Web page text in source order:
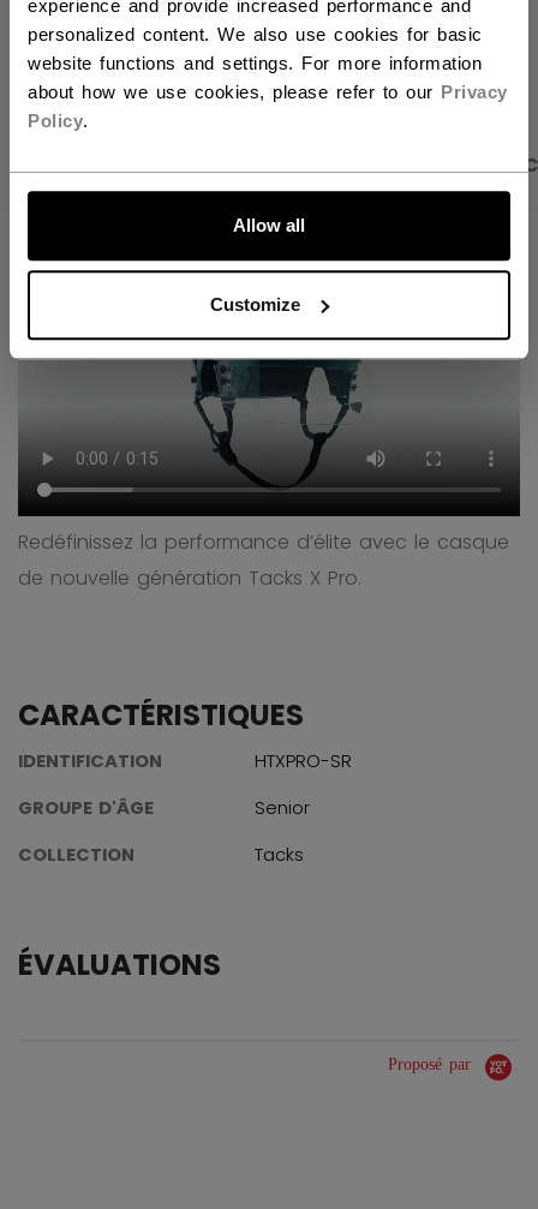
experience and provide increased performance and
personalized content. We also use cookies for basic
website functions and settings. For more information
about how we use cookies, please refer to our Privacy
Policy.
Allow all
Customize
ALLONS-Y !
OUVRIR LES
Redéfinissez la performance d’élite avec le casque
de nouvelle génération Tacks X Pro.
CARACTÉRISTIQUES
IDENTIFICATION
HTXPRO-SR
GROUPE D'ÂGE
Senior
COLLECTION
Tacks
ÉVALUATIONS
Proposé par